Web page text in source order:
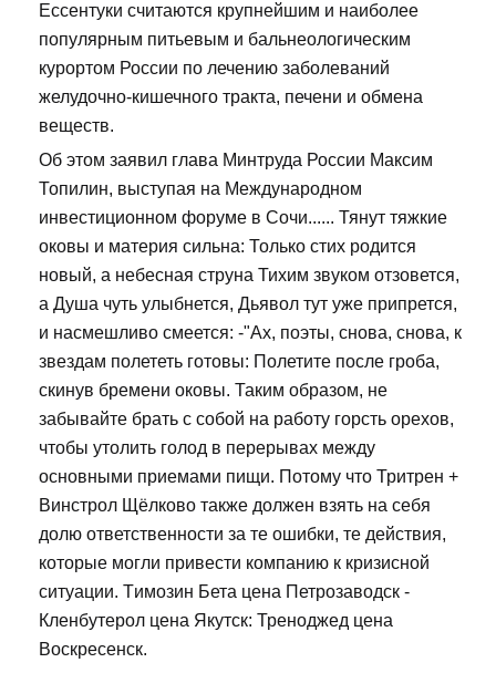
Ессентуки считаются крупнейшим и наиболее
популярным питьевым и бальнеологическим
курортом России по лечению заболеваний
желудочно-кишечного тракта, печени и обмена
веществ.
Об этом заявил глава Минтруда России Максим
Топилин, выступая на Международном
инвестиционном форуме в Сочи...... Тянут тяжкие
оковы и материя сильна: Только стих родится
новый, а небесная струна Тихим звуком отзовется,
а Душа чуть улыбнется, Дьявол тут уже припрется,
и насмешливо смеется: -"Ах, поэты, снова, снова, к
звездам полететь готовы: Полетите после гроба,
скинув бремени оковы. Таким образом, не
забывайте брать с собой на работу горсть орехов,
чтобы утолить голод в перерывах между
основными приемами пищи. Потому что Тритрен +
Винстрол Щёлково также должен взять на себя
долю ответственности за те ошибки, те действия,
которые могли привести компанию к кризисной
ситуации. Tимозин Бета цена Петрозаводск -
Кленбутерол цена Якутск: Треноджед цена
Воскресенск.